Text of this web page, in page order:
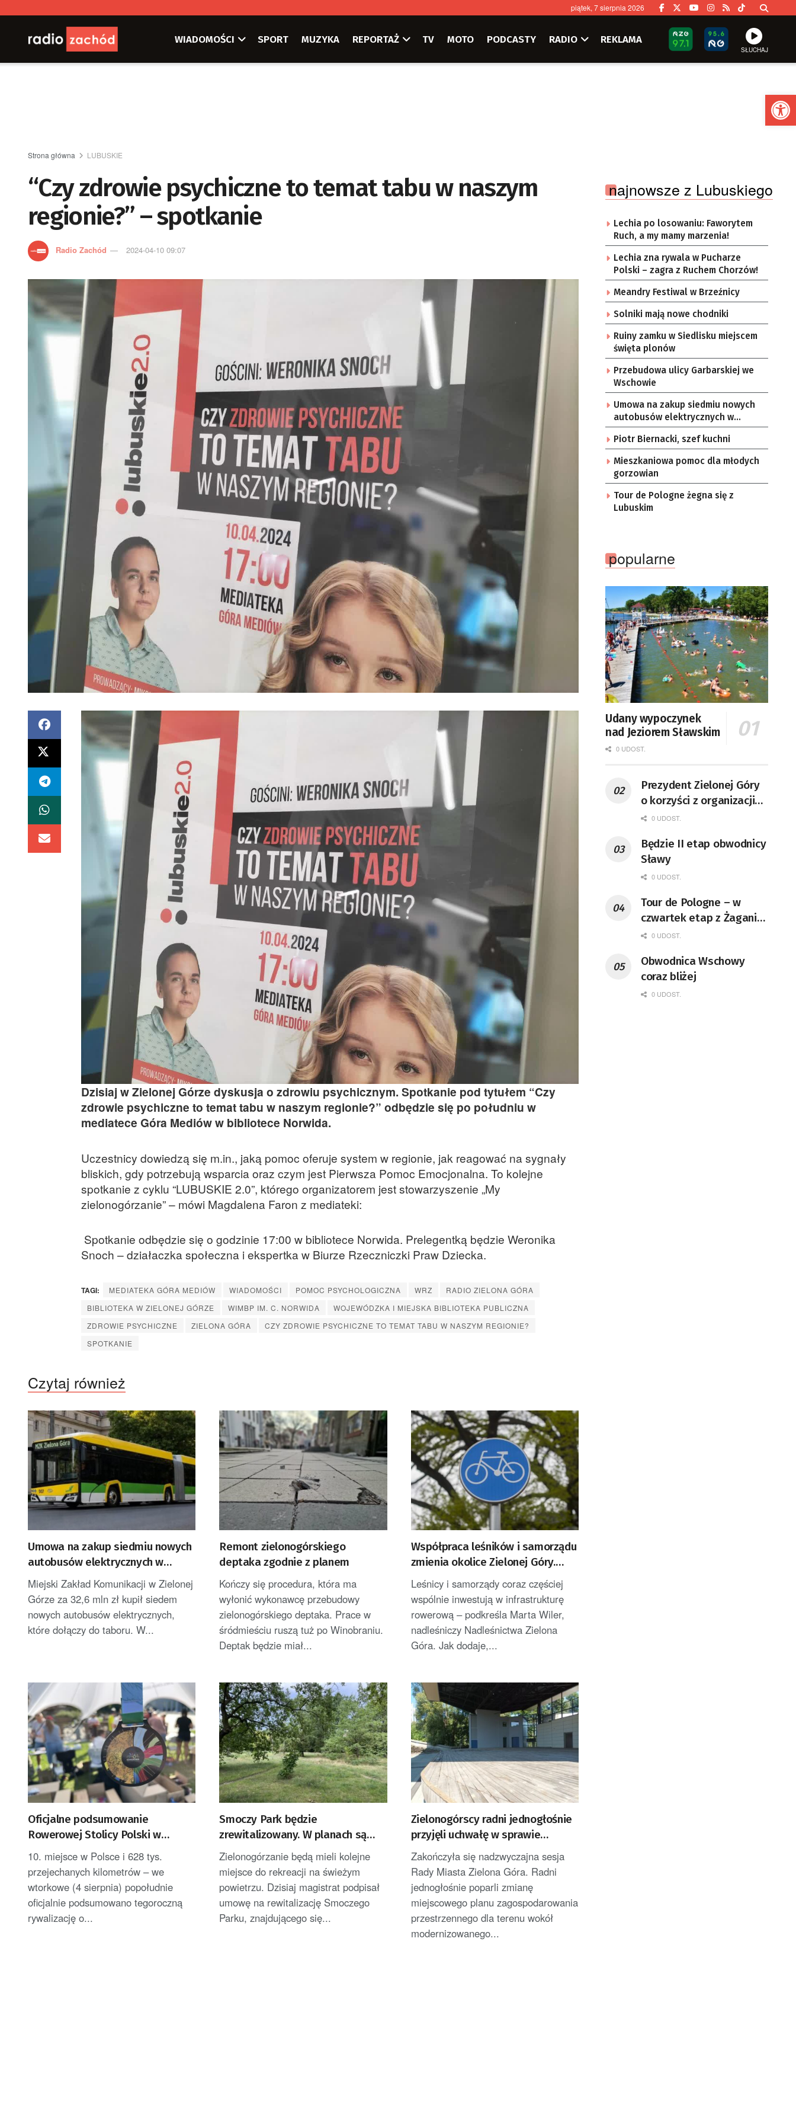
piątek, 7 sierpnia 2026
WIADOMOŚCI SPORT MUZYKA REPORTAŻ TV MOTO PODCASTY RADIO REKLAMA
SŁUCHAJ
Strona główna LUBUSKIE
“Czy zdrowie psychiczne to temat tabu w naszym
regionie?” – spotkanie
Radio Zachód 2024-04-10 09:07
Dzisiaj w Zielonej Górze dyskusja o zdrowiu psychicznym. Spotkanie pod tytułem “Czy
zdrowie psychiczne to temat tabu w naszym regionie?” odbędzie się po południu w
mediatece Góra Mediów w bibliotece Norwida.
Uczestnicy dowiedzą się m.in., jaką pomoc oferuje system w regionie, jak reagować na sygnały
bliskich, gdy potrzebują wsparcia oraz czym jest Pierwsza Pomoc Emocjonalna. To kolejne
spotkanie z cyklu “LUBUSKIE 2.0”, którego organizatorem jest stowarzyszenie „My
zielonogórzanie” – mówi Magdalena Faron z mediateki:
Spotkanie odbędzie się o godzinie 17:00 w bibliotece Norwida. Prelegentką będzie Weronika
Snoch – działaczka społeczna i ekspertka w Biurze Rzeczniczki Praw Dziecka.
TAGI: MEDIATEKA GÓRA MEDIÓW WIADOMOŚCI POMOC PSYCHOLOGICZNA WRZ
RADIO ZIELONA GÓRA
BIBLIOTEKA W ZIELONEJ GÓRZE
WIMBP IM. C. NORWIDA
WOJEWÓDZKA I MIEJSKA BIBLIOTEKA PUBLICZNA
ZDROWIE PSYCHICZNE
ZIELONA GÓRA
CZY ZDROWIE PSYCHICZNE TO TEMAT TABU W NASZYM REGIONIE?
SPOTKANIE
Czytaj również
Umowa na zakup siedmiu nowych
autobusów elektrycznych w
Zielonej Górze
Miejski Zakład Komunikacji w Zielonej
Górze za 32,6 mln zł kupił siedem
nowych autobusów elektrycznych,
które dołączy do taboru. W...
Remont zielonogórskiego
deptaka zgodnie z planem
Kończy się procedura, która ma
wyłonić wykonawcę przebudowy
zielonogórskiego deptaka. Prace w
śródmieściu ruszą tuż po Winobraniu.
Deptak będzie miał...
Współpraca leśników i samorządu
zmienia okolice Zielonej Góry.
Powstają nowe ścieżki rowerowe
Leśnicy i samorządy coraz częściej
wspólnie inwestują w infrastrukturę
rowerową – podkreśla Marta Wiler,
nadleśniczy Nadleśnictwa Zielona
Góra. Jak dodaje,...
Oficjalne podsumowanie
Rowerowej Stolicy Polski w
Zielonej Górze
10. miejsce w Polsce i 628 tys.
przejechanych kilometrów – we
wtorkowe (4 sierpnia) popołudnie
oficjalnie podsumowano tegoroczną
rywalizację o...
Smoczy Park będzie
zrewitalizowany. W planach są
nowe atrakcje
Zielonogórzanie będą mieli kolejne
miejsce do rekreacji na świeżym
powietrzu. Dzisiaj magistrat podpisał
umowę na rewitalizację Smoczego
Parku, znajdującego się...
Zielonogórscy radni jednogłośnie
przyjęli uchwałę w sprawie
zagospodarowania terenu przy
amfiteatrze
Zakończyła się nadzwyczajna sesja
Rady Miasta Zielona Góra. Radni
jednogłośnie poparli zmianę
miejscowego planu zagospodarowania
przestrzennego dla terenu wokół
modernizowanego...
najnowsze z Lubuskiego
Lechia po losowaniu: Faworytem
Ruch, a my mamy marzenia!
Lechia zna rywala w Pucharze
Polski – zagra z Ruchem Chorzów!
Meandry Festiwal w Brzeźnicy
Solniki mają nowe chodniki
Ruiny zamku w Siedlisku miejscem
święta plonów
Przebudowa ulicy Garbarskiej we
Wschowie
Umowa na zakup siedmiu nowych
autobusów elektrycznych w
Zielonej Górze
Piotr Biernacki, szef kuchni
Mieszkaniowa pomoc dla młodych
gorzowian
Tour de Pologne żegna się z
Lubuskim
popularne
Udany wypoczynek
nad Jeziorem Sławskim
0 UDOST.
Prezydent Zielonej Góry
o korzyści z organizacji
mety Tour de Pologne
0 UDOST.
Będzie II etap obwodnicy
Sławy
0 UDOST.
Tour de Pologne – w
czwartek etap z Żagania
do Karpacza
0 UDOST.
Obwodnica Wschowy
coraz bliżej
0 UDOST.